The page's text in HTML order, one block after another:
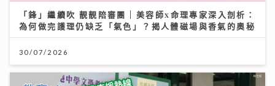
「鋒」繼續吹 靚靚陪審團 | 美容師x命理專家深入剖析：
為何做完護理仍缺乏「氣色」？揭人體磁場與香氣的奧秘
30/07/2026